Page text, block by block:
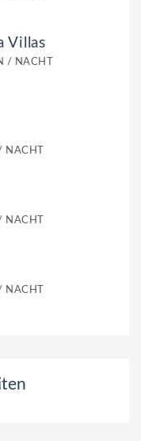
Villas
/ NACHT
NACHT
NACHT
NACHT